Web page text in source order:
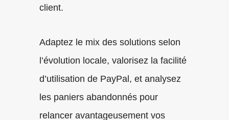
client.
Adaptez le mix des solutions selon
l’évolution locale, valorisez la facilité
d’utilisation de PayPal, et analysez
les paniers abandonnés pour
relancer avantageusement vos